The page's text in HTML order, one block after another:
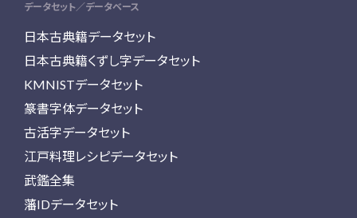
データセット／データベース
日本古典籍データセット
日本古典籍くずし字データセット
KMNISTデータセット
篆書字体データセット
古活字データセット
江戸料理レシピデータセット
武鑑全集
藩IDデータセット